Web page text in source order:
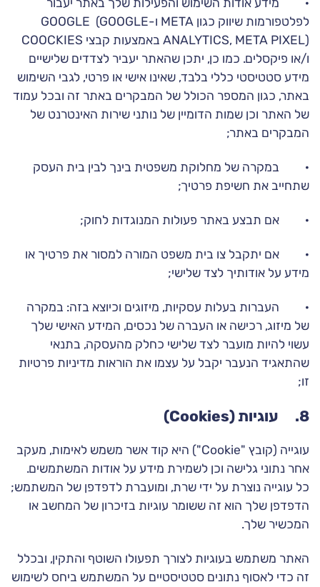
לפלטפורמות שיווק כגון META ו-GOOGLE (GOOGLE
ANALYTICS, META PIXEL) באמצעות קבצי COOCKIES
ו/או פיקסלים. כמו כן, יתכן שהאתר יעביר לצדדים שלישיים
מידע סטטיסטי כללי בלבד, שאינו אישי או פרטי, לגבי השימוש
באתר, כגון המספר הכולל של המבקרים באתר זה ובכל עמוד
של האתר וכן שמות הדומיין של נותני שירות האינטרנט של
המבקרים באתר;
· במקרה של מחלוקת משפטית בינך לבין בית העסק
שתחייב את חשיפת פרטיך;
· אם תבצע באתר פעולות המנוגדות לחוק;
· אם יתקבל צו בית משפט המורה למסור את פרטיך או
מידע על אודותיך לצד שלישי;
· העברות בעלות עסקיות, מיזוגים וכיוצא בזה: במקרה
של מיזוג, רכישה או העברה של נכסים, המידע האישי שלך
עשוי להיות מועבר לצד שלישי כחלק מהעסקה, בתנאי
שהתאגיד הנעבר יקבל על עצמו את הוראות מדיניות פרטיות
זו;
8. עוגיות (Cookies)
עוגייה (קובץ "Cookie") היא קוד אשר משמש לאימות, מעקב
אחר נתוני גלישה וכן לשמירת מידע על אודות המשתמשים.
כל עוגייה נוצרת על ידי שרת, ומועברת לדפדפן של המשתמש;
הדפדפן שלך הוא זה ששומר עוגיות בזיכרון של המחשב או
המכשיר שלך.
האתר משתמש בעוגיות לצורך תפעולו השוטף והתקין, ובכלל
זה כדי לאסוף נתונים סטטיסטיים על המשתמש ביחס לשימוש